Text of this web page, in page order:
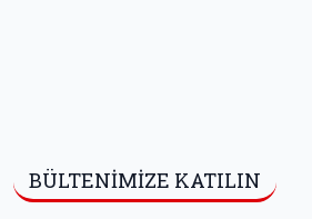
BÜLTENIMIZE KATILIN